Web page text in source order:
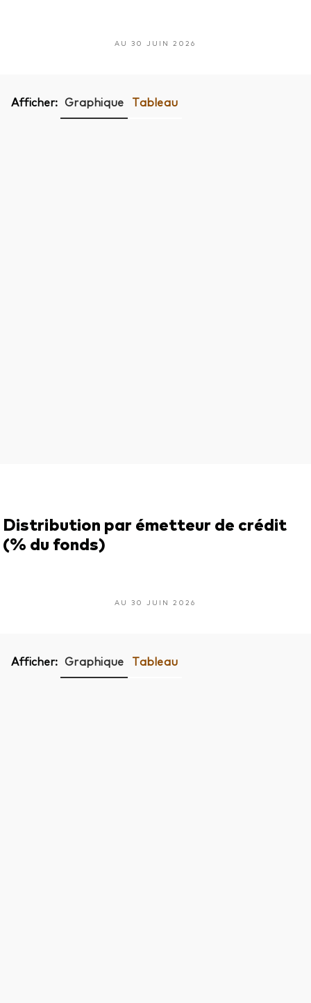
AU 30 JUIN 2026
Afficher: Graphique Tableau
Distribution par émetteur de crédit
(% du fonds)
AU 30 JUIN 2026
Afficher: Graphique Tableau